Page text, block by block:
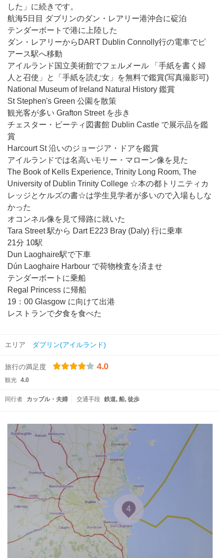
した」に続きです。
航海5日目 ダブリンのダン・レアリー港沖合に碇泊
テンダーボートで港に上陸した
ダン・レアリーからDART Dublin Connolly行の電車でピ
アース駅へ移動
アイルランド国立美術館でフェルメール 「手紙を書く婦
人と召使」と「手紙を読む女」を無料で鑑賞(写真撮影可)
National Museum of Ireland Natural History 鑑賞
St Stephen's Green 公園を散策
観光客が多い Grafton Street を歩き
チェスター・ビーティ図書館 Dublin Castle で展示品を鑑
賞
Harcourt St 沿いのジョージア・ドアを鑑賞
アイルランドでは名高いモリー・マローン像を見た
The Book of Kells Experience, Trinity Long Room, The
University of Dublin Trinity College ☆本の都トリニティカ
レッジとケルズの書☆は学生見学者が多いので入場もしな
かった
オコンネル像を見て帰路に就いた
Tara Street 駅から Dart E223 Bray (Daly) 行に乗車
21分 10駅
Dun Laoghaire駅で下車
Dún Laoghaire Harbour で荷物検査を済ませ
テンダーボートに乗船
Regal Princess に帰船
19：00 Glasgow に向けて出港
レストランで夕食を食べた
エリア ダブリン(アイルランド)
旅行の満足度 4.0
観光 4.0
同行者 カップル・夫婦 交通手段 鉄道 船 徒歩